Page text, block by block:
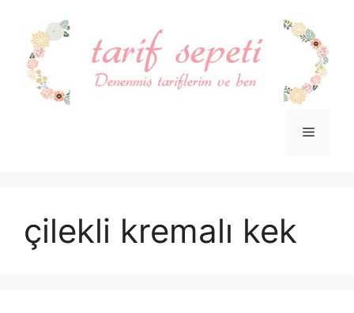
Menü
çilekli kremalı kek